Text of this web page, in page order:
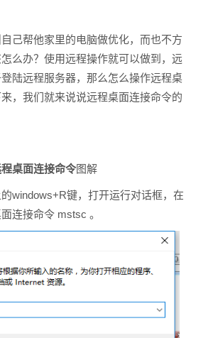
己帮他家里的电脑做优化，而也不方
么办？使用远程操作就可以做到，远
陆远程服务器，那么怎么操作远程桌
，我们就来说说远程桌面连接命令的
桌面连接命令图解
windows+R键，打开运行对话框，在
连接命令 mstsc 。